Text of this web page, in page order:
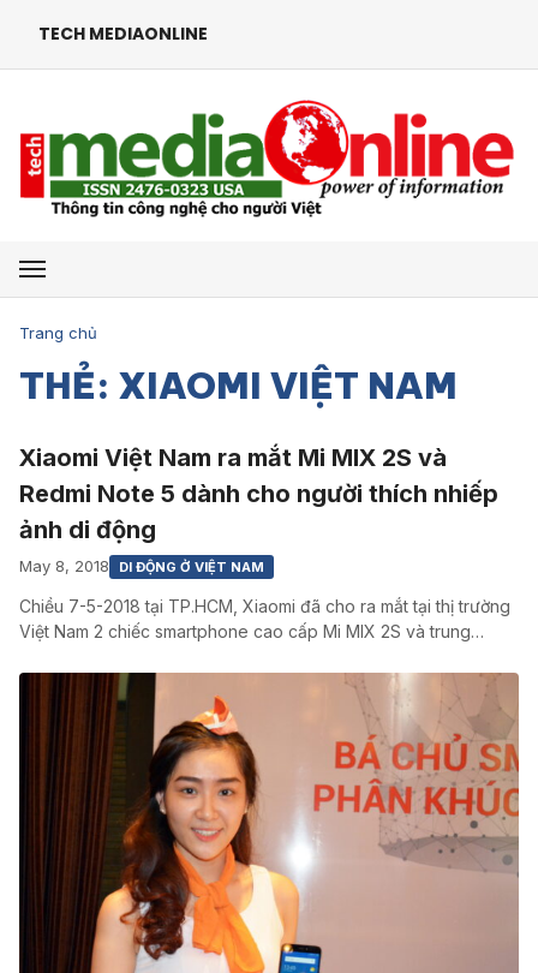
TECH MEDIAONLINE
Mở menu
Trang chủ
THẺ: XIAOMI VIỆT NAM
Xiaomi Việt Nam ra mắt Mi MIX 2S và
Redmi Note 5 dành cho người thích nhiếp
ảnh di động
May 8, 2018 DI ĐỘNG Ở VIỆT NAM
Chiều 7-5-2018 tại TP.HCM, Xiaomi đã cho ra mắt tại thị trường
Việt Nam 2 chiếc smartphone cao cấp Mi MIX 2S và trung…